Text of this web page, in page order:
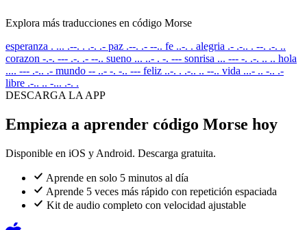
Explora más traducciones en código Morse
esperanza . ... .--. . .-. .- paz .--. .- --.. fe ..-. . alegria .- .-.. . --. .-. ..
corazon -.-. --- .-. .- --.. sueno ... ..- . -. --- sonrisa ... --- -. .-. .. .. hola
.... --- .-.. .- mundo -- ..- -. -.. --- feliz ..-. . .-.. .. --.. vida ...- .. -.. .-
libre .-.. .. -... .-. .
DESCARGA LA APP
Empieza a aprender código Morse hoy
Disponible en iOS y Android. Descarga gratuita.
Aprende en solo 5 minutos al día
Aprende 5 veces más rápido con repetición espaciada
Kit de audio completo con velocidad ajustable